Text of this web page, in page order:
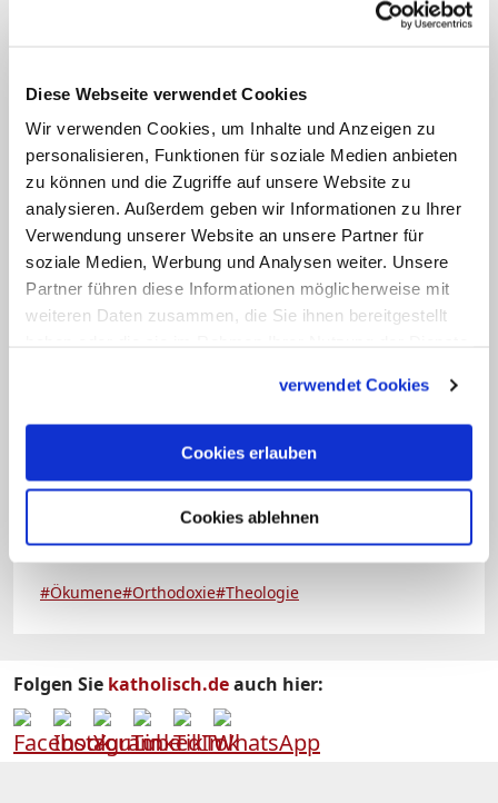
Diese Webseite verwendet Cookies
Wir verwenden Cookies, um Inhalte und Anzeigen zu
personalisieren, Funktionen für soziale Medien anbieten
zu können und die Zugriffe auf unsere Website zu
analysieren. Außerdem geben wir Informationen zu Ihrer
Verwendung unserer Website an unsere Partner für
soziale Medien, Werbung und Analysen weiter. Unsere
Partner führen diese Informationen möglicherweise mit
weiteren Daten zusammen, die Sie ihnen bereitgestellt
verwendet Cookies
Cookies erlauben
Cookies ablehnen
mehrere der 14 Kirchen im unmittelbaren
seit 1961 geplanten Treffen teilnehmen
zu wollen. (KNA)
Linktipp: Machtkampf zwischen Moskau und
Konstantinopel
Ein herber Rückschlag für das orthodoxe Konzil:
Nun hat als fünfte Landeskirche auch die Kirche
von Russland ihre Teilnahme abgesagt. Eine
Schlagworte:
#Ökumene#Orthodoxie#Theologie
Folgen Sie katholisch.deauch hier: